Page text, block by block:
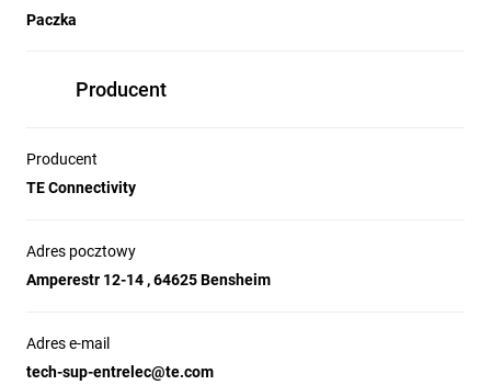
Paczka
Producent
Producent
TE Connectivity
Adres pocztowy
Amperestr 12-14 , 64625 Bensheim
Adres e-mail
tech-sup-entrelec@te.com